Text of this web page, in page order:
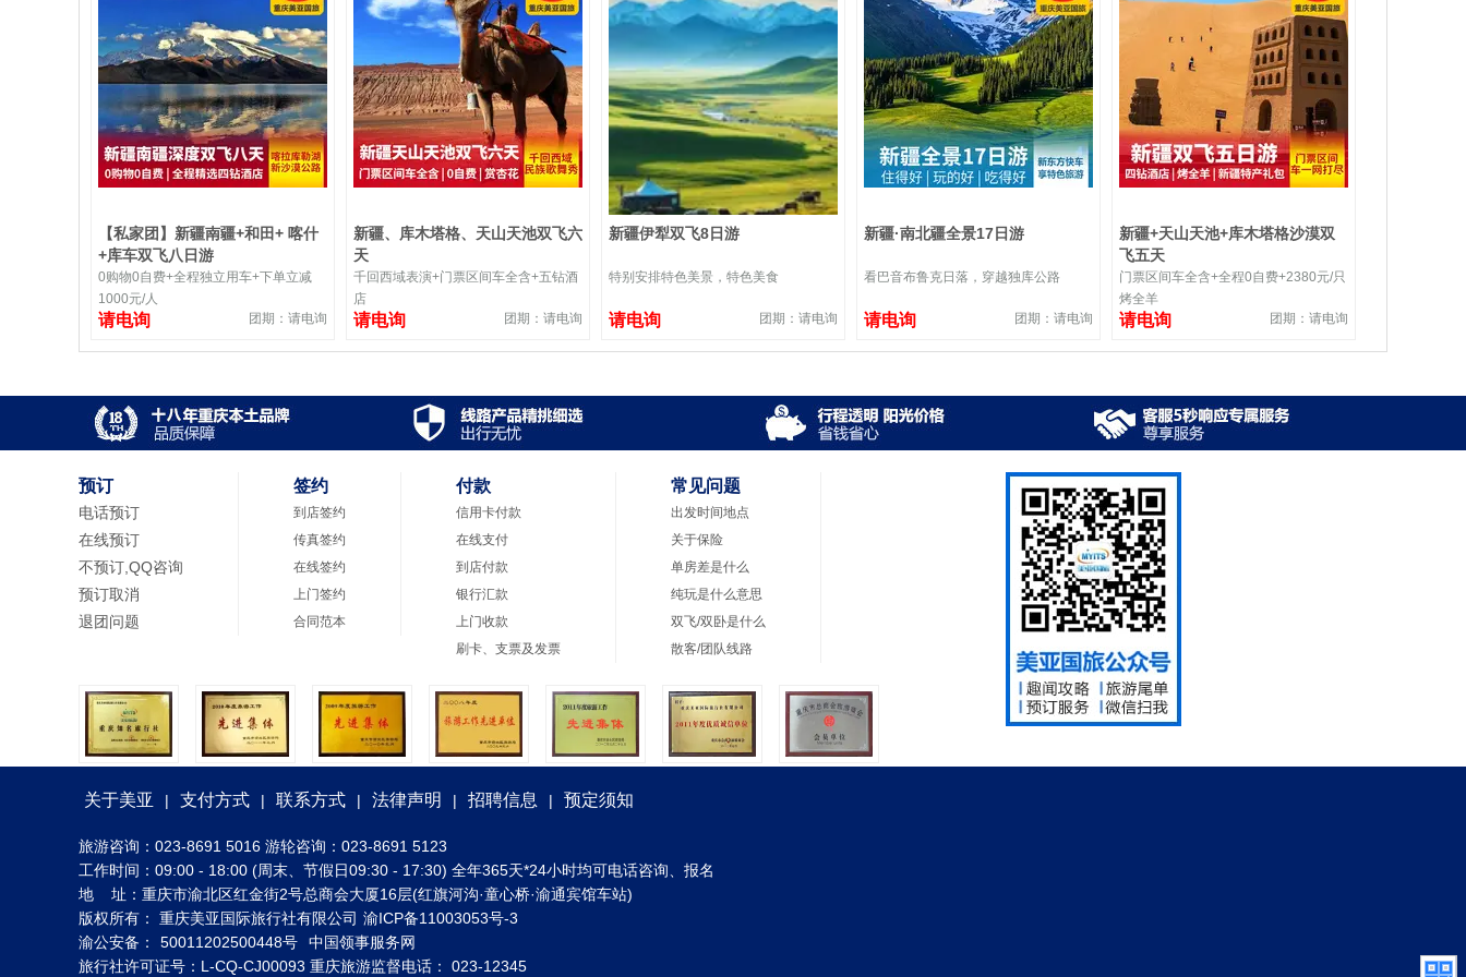
【私家团】新疆南疆+和田+ 喀什
+库车双飞八日游
0购物0自费+全程独立用车+下单立减
1000元/人
请电询 团期：请电询
新疆、库木塔格、天山天池双飞六
天
千回西域表演+门票区间车全含+五钻酒
店
请电询 团期：请电询
新疆伊犁双飞8日游
特别安排特色美景，特色美食
请电询 团期：请电询
新疆·南北疆全景17日游
看巴音布鲁克日落，穿越独库公路
请电询 团期：请电询
新疆+天山天池+库木塔格沙漠双
飞五天
门票区间车全含+全程0自费+2380元/只
烤全羊
请电询 团期：请电询
预订
电话预订
在线预订
不预订,QQ咨询
预订取消
退团问题
签约
到店签约
传真签约
在线签约
上门签约
合同范本
付款
信用卡付款
在线支付
到店付款
银行汇款
上门收款
刷卡、支票及发票
常见问题
出发时间地点
关于保险
单房差是什么
纯玩是什么意思
双飞/双卧是什么
散客/团队线路
关于美亚 | 支付方式 | 联系方式 | 法律声明 | 招聘信息 | 预定须知
旅游咨询：023-8691 5016 游轮咨询：023-8691 5123
工作时间：09:00 - 18:00 (周末、节假日09:30 - 17:30) 全年365天*24小时均可电话咨询、报名
地 址：重庆市渝北区红金街2号总商会大厦16层(红旗河沟·童心桥·渝通宾馆车站)
版权所有： 重庆美亚国际旅行社有限公司 渝ICP备11003053号-3
渝公安备：
50011202500448号
中国领事服务网
旅行社许可证号：L-CQ-CJ00093 重庆旅游监督电话： 023-12345